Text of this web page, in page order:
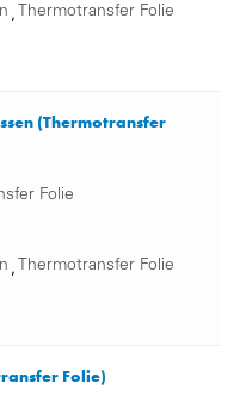
, Thermotransfer Folie
(Thermotransfer
Folie
, Thermotransfer Folie
Folie)